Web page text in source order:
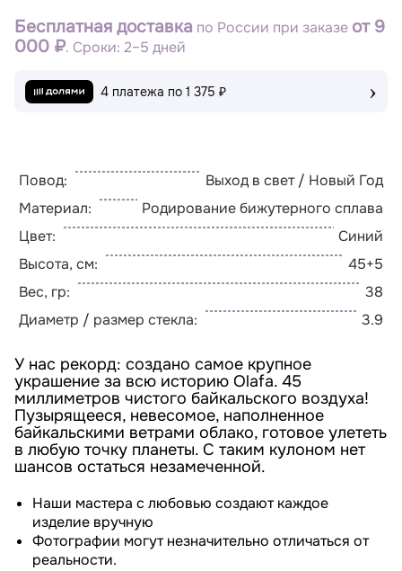
Бесплатная доставка по России при заказе от 9
000 ₽. Сроки: 2–5 дней
4 платежа по 1 375 ₽ ›
Повод:
Выход в свет / Новый Год
Материал:
Родирование бижутерного сплава
Цвет:
Синий
Высота, см:
45+5
Вес, гр:
38
Диаметр / размер стекла:
3.9
У нас рекорд: создано самое крупное
украшение за всю историю Olafa. 45
миллиметров чистого байкальского воздуха!
Пузырящееся, невесомое, наполненное
байкальскими ветрами облако, готовое улететь
в любую точку планеты. С таким кулоном нет
шансов остаться незамеченной.
Наши мастера с любовью создают каждое
изделие вручную
Фотографии могут незначительно отличаться от
реальности.